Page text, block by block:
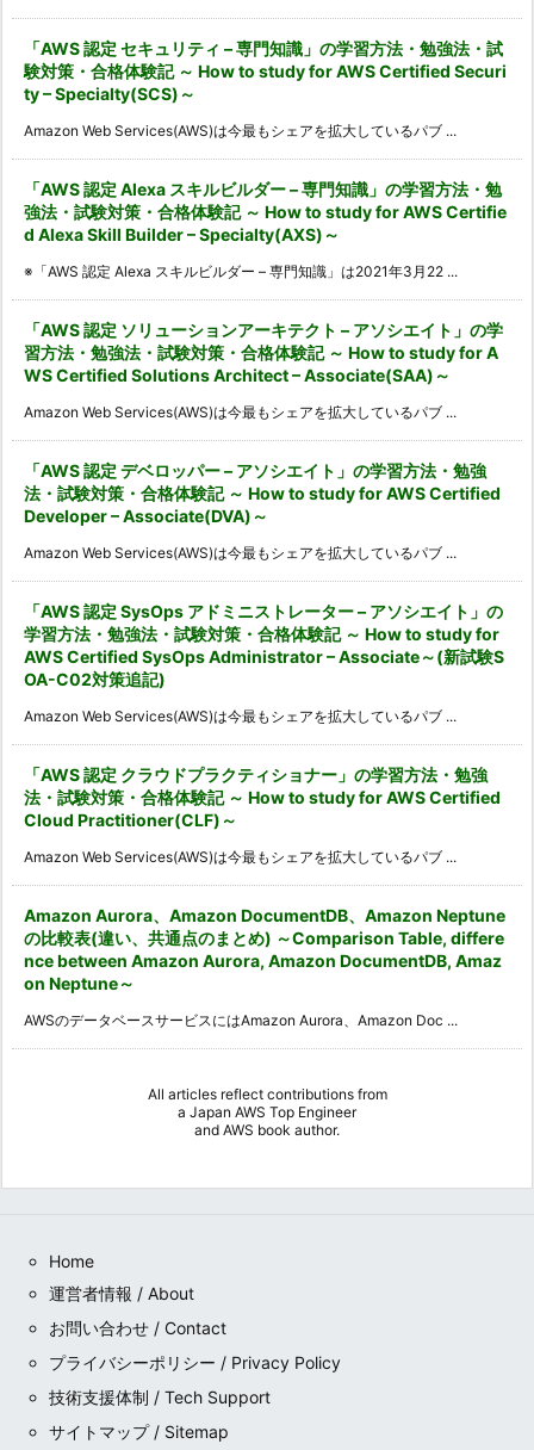
「AWS 認定 セキュリティ – 専門知識」の学習方法・勉強法・試
験対策・合格体験記 ～ How to study for AWS Certified Securi
ty – Specialty(SCS)～
Amazon Web Services(AWS)は今最もシェアを拡大しているパブ ...
「AWS 認定 Alexa スキルビルダー – 専門知識」の学習方法・勉
強法・試験対策・合格体験記 ～ How to study for AWS Certifie
d Alexa Skill Builder – Specialty(AXS)～
※「AWS 認定 Alexa スキルビルダー – 専門知識」は2021年3月22 ...
「AWS 認定 ソリューションアーキテクト – アソシエイト」の学
習方法・勉強法・試験対策・合格体験記 ～ How to study for A
WS Certified Solutions Architect – Associate(SAA)～
Amazon Web Services(AWS)は今最もシェアを拡大しているパブ ...
「AWS 認定 デベロッパー – アソシエイト」の学習方法・勉強
法・試験対策・合格体験記 ～ How to study for AWS Certified
Developer – Associate(DVA)～
Amazon Web Services(AWS)は今最もシェアを拡大しているパブ ...
「AWS 認定 SysOps アドミニストレーター – アソシエイト」の
学習方法・勉強法・試験対策・合格体験記 ～ How to study for
AWS Certified SysOps Administrator – Associate～(新試験S
OA-C02対策追記)
Amazon Web Services(AWS)は今最もシェアを拡大しているパブ ...
「AWS 認定 クラウドプラクティショナー」の学習方法・勉強
法・試験対策・合格体験記 ～ How to study for AWS Certified
Cloud Practitioner(CLF)～
Amazon Web Services(AWS)は今最もシェアを拡大しているパブ ...
Amazon Aurora、Amazon DocumentDB、Amazon Neptune
の比較表(違い、共通点のまとめ) ～Comparison Table, differe
nce between Amazon Aurora, Amazon DocumentDB, Amaz
on Neptune～
AWSのデータベースサービスにはAmazon Aurora、Amazon Doc ...
All articles reflect contributions from
a Japan AWS Top Engineer
and AWS book author.
Home
運営者情報 / About
お問い合わせ / Contact
プライバシーポリシー / Privacy Policy
技術支援体制 / Tech Support
サイトマップ / Sitemap